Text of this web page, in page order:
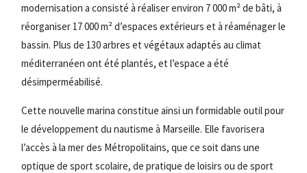
modernisation a consisté à réaliser environ 7 000 m² de bâti, à
réorganiser 17 000 m² d’espaces extérieurs et à réaménager le
bassin. Plus de 130 arbres et végétaux adaptés au climat
méditerranéen ont été plantés, et l’espace a été
désimperméabilisé.
Cette nouvelle marina constitue ainsi un formidable outil pour
le développement du nautisme à Marseille. Elle favorisera
l’accès à la mer des Métropolitains, que ce soit dans une
optique de sport scolaire, de pratique de loisirs ou de sport